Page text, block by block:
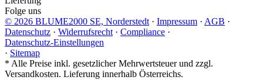
Folge uns
© 2026 BLUME2000 SE, Norderstedt · Impressum · AGB ·
Datenschutz · Widerrufsrecht · Compliance ·
Datenschutz-Einstellungen
· Sitemap
* Alle Preise inkl. gesetzlicher Mehrwertsteuer und zzgl.
Versandkosten. Lieferung innerhalb Österreichs.